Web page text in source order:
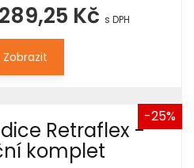
Kč s DPH
Zobrazit
-25%
Retraflex -
komplet